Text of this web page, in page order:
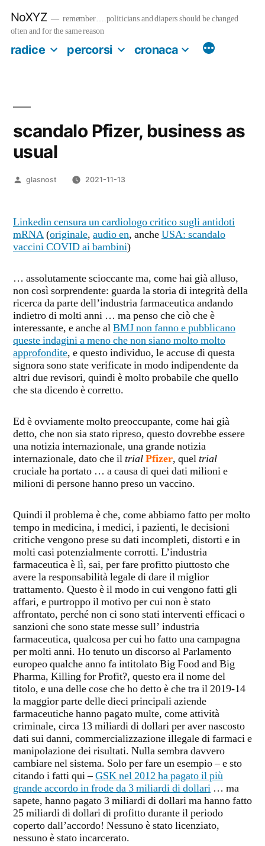
contenuto
NoXYZ
remember….politicians and diapers should be changed
often and for the same reason
radice percorsi cronaca
scandalo Pfizer, business as
usual
Pubblicato
glasnost 2021-11-13
Linkedin censura un cardiologo critico sugli antidoti
mRNA(originale, audio en, ancheUSA: scandalo
vaccini COVID ai bambini)
… assolutamente scioccante ma, come hai già alluso,
non così sorprendente: guarda la storia di integrità della
ricerca da parte dell’industria farmaceutica andando
indietro di molti anni … ma penso che ciò che è
interessante, e anche alBMJ non fanno e pubblicano
queste indagini a meno che non siano molto molto
approfondite, e questo individuo, le accuse di questa
signora sono state verificate in modo indipendente da
altri due revisori, quindi è molto probabile che quello
che sta dicendo è corretto.
Ed è ovviamente molto preoccupante, come hai già
detto, che non sia stato ripreso, questo dovrebbe essere
una notizia internazionale, una grande notizia
internazionale, dato che iltrialPfizer, queltrial
cruciale ha portato … a causa di quei dati milioni e
milioni di persone hanno preso un vaccino.
Quindi il problema è che, come abbiamo fatto per molto
tempo in medicina, i medici, i pazienti, le decisioni
critiche vengono prese su dati incompleti, distorti e in
molti casi potenzialmente corrotti. L’industria
farmaceutica è lì, sai, per fare profitto piuttosto che
avere la responsabilità legale di dare il miglior
trattamento. Questo è il modo in cui vengono fatti gli
affari, e purtroppo il motivo per cui non è stato
affrontato, perché non ci sono stati interventi efficaci o
sanzioni che sono state messe sull’ industria
farmaceutica, qualcosa per cui ho fatto una campagna
per molti anni. Ho tenuto un discorso al Parlamento
europeo qualche anno fa intitolato Big Food and Big
Pharma, Killing for Profit?, questo era il nome del
titolo, e una delle cose che ho detto è che tra il 2019-14
la maggior parte delle dieci principali aziende
farmaceutiche hanno pagato multe, come attività
criminale, circa 13 miliardi di dollari per aver nascosto
dati sui danni, commercializzazione illegale di farmaci e
manipolazione dei risultati. Nulla sembra davvero
cambiare nel sistema. Solo per fare un esempio – e sto
citando i fatti qui –GSK nel 2012 ha pagato il più
grande accordo in frode da 3 miliardi di dollari … ma
sapete, hanno pagato 3 miliardi di dollari ma hanno fatto
25 miliardi di dollari di profitto durante il periodo
coperto dall’accordo! Nessuno è stato licenziato,
nessuno è stato incarcerato.